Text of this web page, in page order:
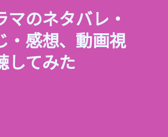
マのネタバレ・
・感想、動画視
してみた